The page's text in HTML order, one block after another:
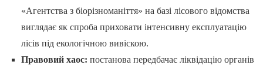
«Агентства з біорізноманіття» на базі лісового відомства
виглядає як спроба приховати інтенсивну експлуатацію
лісів під екологічною вивіскою.
Правовий хаос: постанова передбачає ліквідацію органів